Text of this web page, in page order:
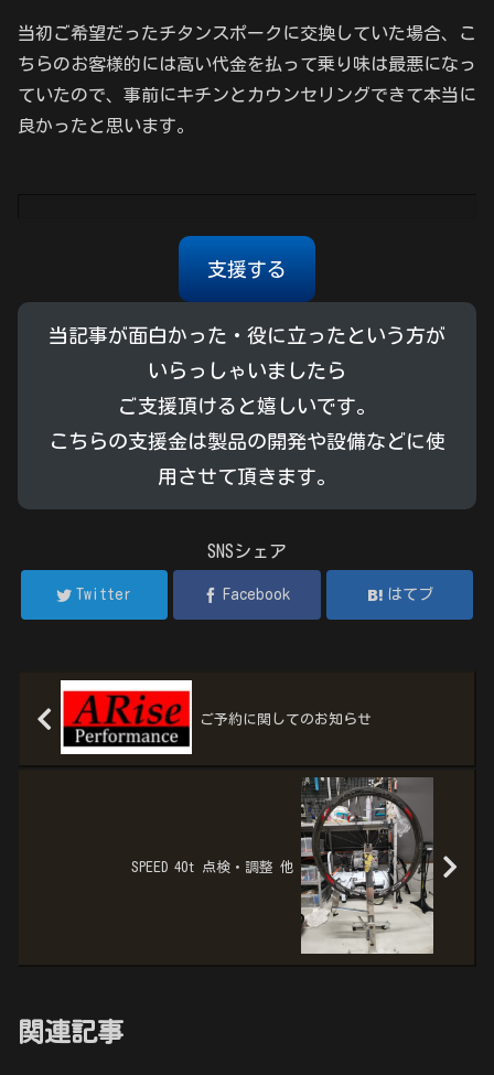
当初ご希望だったチタンスポークに交換していた場合、こ
ちらのお客様的には高い代金を払って乗り味は最悪になっ
ていたので、事前にキチンとカウンセリングできて本当に
良かったと思います。
支援する
当記事が面白かった・役に立ったという方が
いらっしゃいましたら
ご支援頂けると嬉しいです。
こちらの支援金は製品の開発や設備などに使
用させて頂きます。
SNSシェア
Twitter Facebook はてブ
ご予約に関してのお知らせ
SPEED 40t 点検・調整 他
関連記事